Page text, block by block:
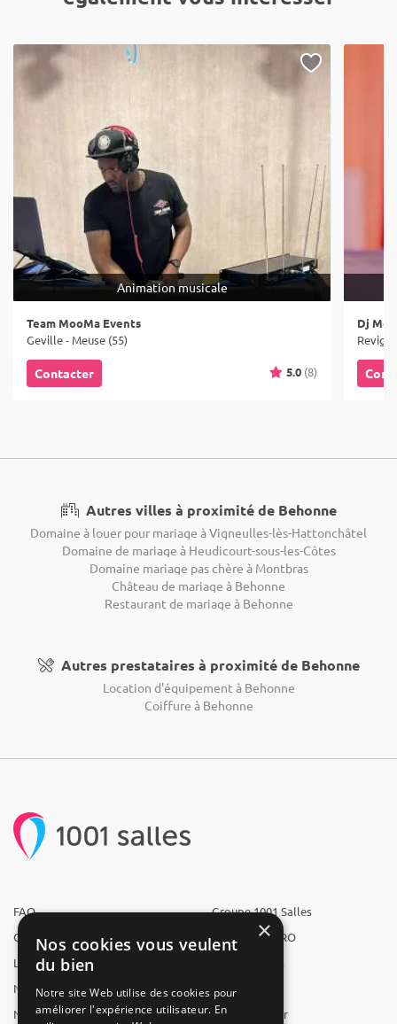
Animation musicale
Team MooMa Events
Geville - Meuse (55)
Contacter 5.0 (8)
Dj
Autres villes à proximité de Behonne
Domaine à louer pour mariage à Vigneulles-lès-Hattonchâtel
Domaine de mariage à Heudicourt-sous-les-Côtes
Domaine mariage pas chère à Montbras
Château de mariage à Behonne
Restaurant de mariage à Behonne
Autres prestataires à proximité de Behonne
Location d'équipement à Behonne
Coiffure à Behonne
FAQ
Qui sommes-nous ?
L'équipe
Nous recrutons
Nos partenaires
Groupe 1001 Salles
1001 Salles PRO
1001 Traiteurs
1001 Artistes
Reserverunbar
×
Nos cookies vous veulent
du bien
Notre site Web utilise des cookies pour
améliorer l'expérience utilisateur. En